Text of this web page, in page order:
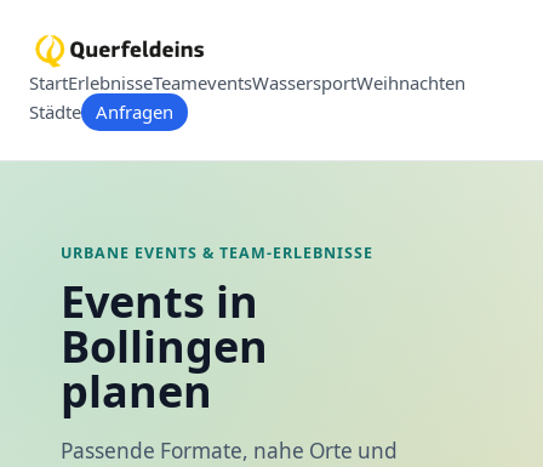
StartErlebnisseTeameventsWassersportWeihnachten
Städte Anfragen
URBANE EVENTS & TEAM-ERLEBNISSE
Events in
Bollingen
planen
Passende Formate, nahe Orte und